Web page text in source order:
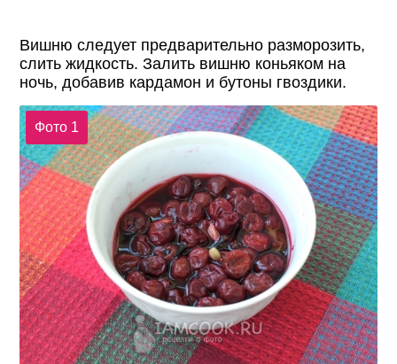
Вишню следует предварительно разморозить,
слить жидкость. Залить вишню коньяком на
ночь, добавив кардамон и бутоны гвоздики.
Фото 1